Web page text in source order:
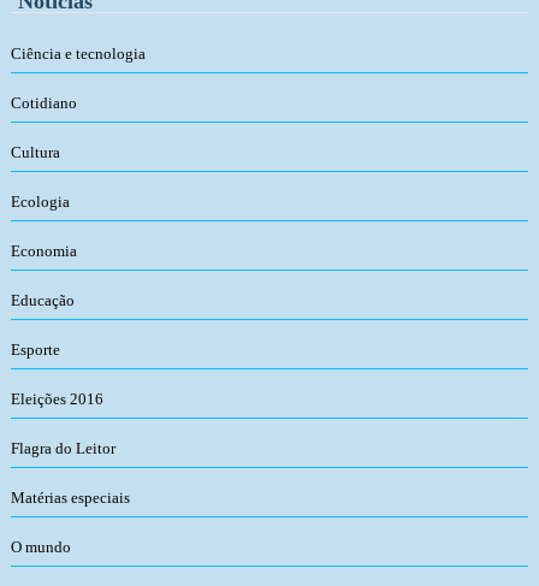
Ciência e tecnologia
Cotidiano
Cultura
Ecologia
Economia
Educação
Esporte
Eleições 2016
Flagra do Leitor
Matérias especiais
O mundo